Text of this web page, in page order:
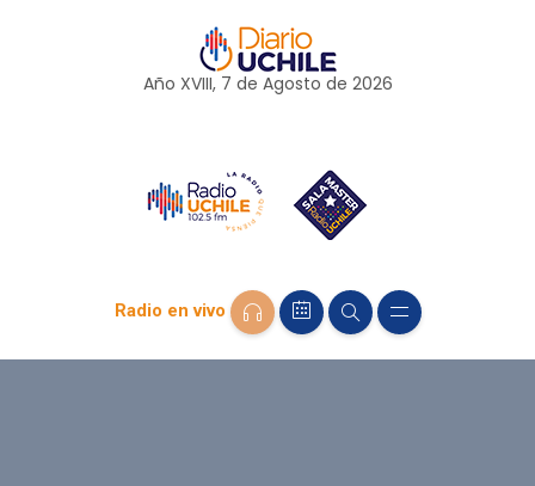
Año XVIII, 7 de Agosto de 2026
Radio en vivo